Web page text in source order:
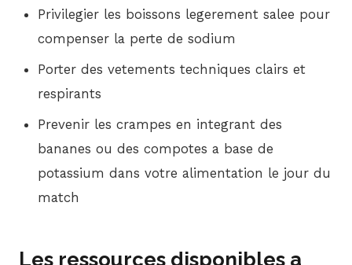
Privilegier les boissons legerement salee pour
compenser la perte de sodium
Porter des vetements techniques clairs et
respirants
Prevenir les crampes en integrant des
bananes ou des compotes a base de
potassium dans votre alimentation le jour du
match
Les ressources disponibles a